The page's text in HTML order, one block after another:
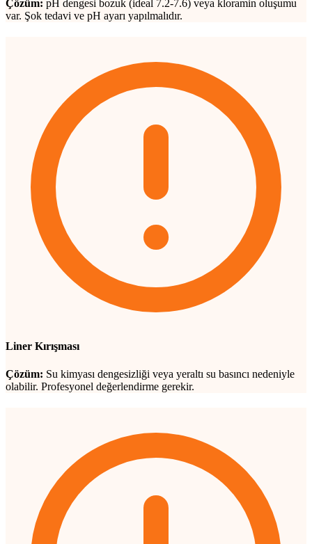
Çözüm: pH dengesi bozuk (ideal 7.2-7.6) veya kloramin oluşumu
var. Şok tedavi ve pH ayarı yapılmalıdır.
Liner Kırışması
Çözüm: Su kimyası dengesizliği veya yeraltı su basıncı nedeniyle
olabilir. Profesyonel değerlendirme gerekir.